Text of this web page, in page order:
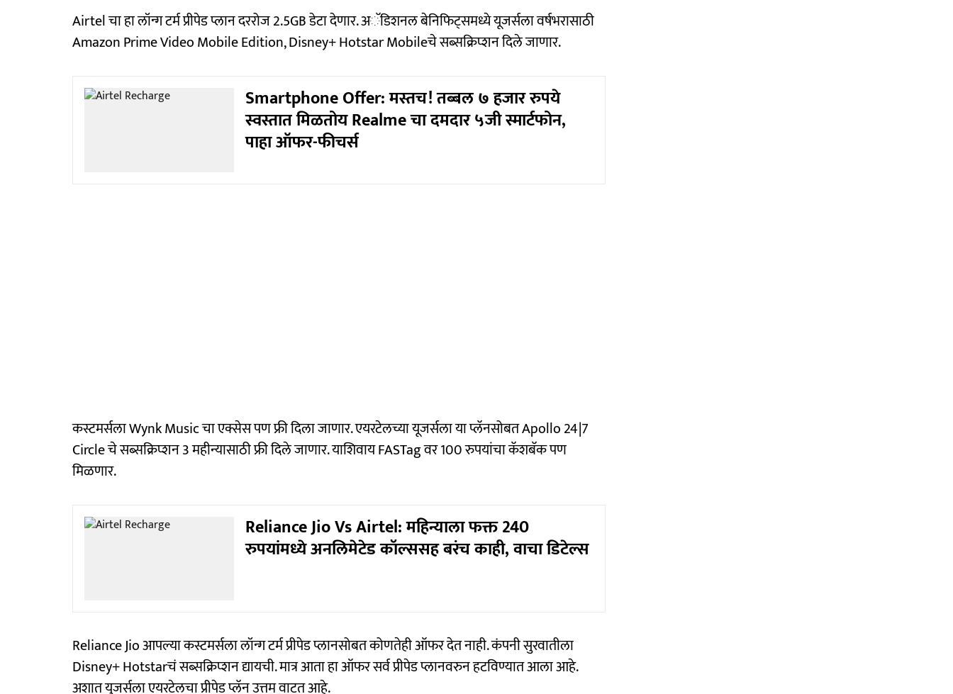
Airtel चा हा लॉन्ग टर्म प्रीपेड प्लान दररोज 2.5GB डेटा देणार. अॅडिशनल बेनिफिट्समध्ये यूजर्सला वर्षभरासाठी
Amazon Prime Video Mobile Edition, Disney+ Hotstar Mobileचे सब्सक्रिप्शन दिले जाणार.
Smartphone Offer: मस्तच! तब्बल ७ हजार रुपये
स्वस्तात मिळतोय Realme चा दमदार ५जी स्मार्टफोन,
पाहा ऑफर-फीचर्स
कस्टमर्सला Wynk Music चा एक्सेस पण फ्री दिला जाणार. एयरटेलच्या यूजर्सला या प्लॅनसोबत Apollo 24|7
Circle चे सब्सक्रिप्शन 3 महीन्यासाठी फ्री दिले जाणार. याशिवाय FASTag वर 100 रुपयांचा कॅशबॅक पण
मिळणार.
Reliance Jio Vs Airtel: महिन्याला फक्त 240
रुपयांमध्ये अनलिमेटेड कॉल्ससह बरंच काही, वाचा डिटेल्स
Reliance Jio आपल्या कस्टमर्सला लॉन्ग टर्म प्रीपेड प्लानसोबत कोणतेही ऑफर देत नाही. कंपनी सुरवातीला
Disney+ Hotstarचं सब्सक्रिप्शन द्यायची. मात्र आता हा ऑफर सर्व प्रीपेड प्लानवरुन हटविण्यात आला आहे.
अशात युजर्सला एयरटेलचा प्रीपेड प्लॅन उत्तम वाटत आहे.